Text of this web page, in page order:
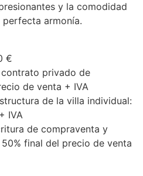
y la comodidad
perfecta armonía.
€
privado de
de venta + IVA
de la villa individual:
IVA
de compraventa y
final del precio de venta